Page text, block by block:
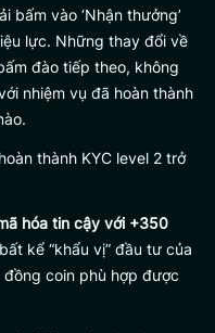
bấm vào ‘Nhận thưởng’
lực. Những thay đổi về
đào tiếp theo, không
nhiệm vụ đã hoàn thành
thành KYC level 2 trở
hóa tin cậy với +350
kể “khẩu vị” đầu tư của
coin phù hợp được